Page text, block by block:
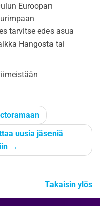
Euroopan
tarvitse edes asua
Hangosta tai
uusia jäseniä
→
Takaisin ylös